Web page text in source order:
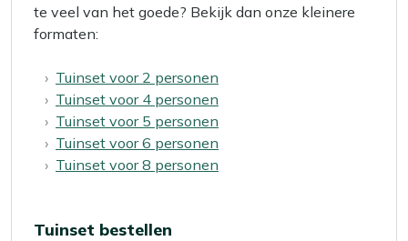
te veel van het goede? Bekijk dan onze kleinere
formaten:
Tuinset voor 2 personen
Tuinset voor 4 personen
Tuinset voor 5 personen
Tuinset voor 6 personen
Tuinset voor 8 personen
Tuinset bestellen